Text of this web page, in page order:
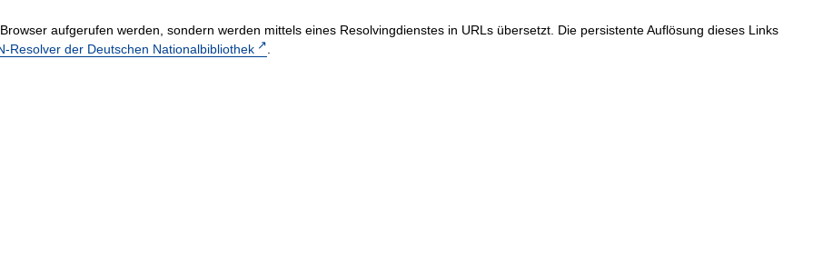
aufgerufen werden, sondern werden mittels eines Resolvingdienstes in URLs übersetzt. Die persistente Auflösung dieses Links
Resolver der Deutschen Nationalbibliothek .